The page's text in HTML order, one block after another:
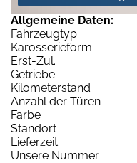
Allgemeine Daten:
Fahrzeugtyp
Karosserieform
Erst-Zul.
Getriebe
Kilometerstand
Anzahl der Türen
Farbe
Standort
Lieferzeit
Unsere Nummer